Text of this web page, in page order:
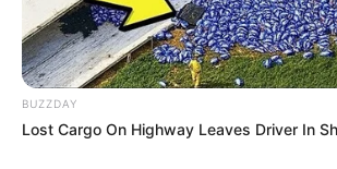
BUZZDAY
Lost Cargo On Highway Leaves Driver In